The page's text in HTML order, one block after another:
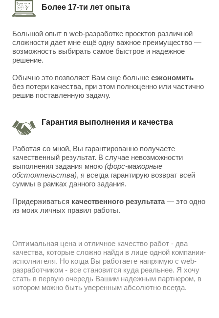
Более 17-ти лет опыта
Большой опыт в web-разработке проектов различной
сложности дает мне ещё одну важное преимущество —
возможность выбирать самое быстрое и надежное
решение.
Обычно это позволяет Вам еще больше сэкономить
без потери качества, при этом полноценно или частично
решив поставленную задачу.
Гарантия выполнения и качества
Работая со мной, Вы гарантированно получаете
качественный результат. В случае невозможности
выполнения задания мною (форс-мажорные
обстоятельства), я всегда гарантирую возврат всей
суммы в рамках данного задания.
Придерживаться качественного результата— это одно
из моих личных правил работы.
Оптимальная цена и отличное качество работ - два
качества, которые сложно найди в лице одной компании-
исполнителя. Но когда Вы работаете напрямую с web-
разработчиком - все становится куда реальнее. Я хочу
стать в первую очередь Вашим надежным партнером, в
котором можно быть уверенным абсолютно всегда.